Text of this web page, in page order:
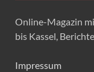
Online-Magazin
bis Kassel,
Impressum